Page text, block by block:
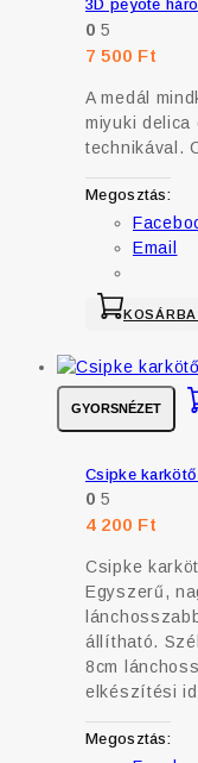
3D peyote
0 5
7 500 Ft
A medál
miyuki
technikával.
Megosztás:
Email
GYORSNÉZET
Csipke karkötő
0 5
4 200 Ft
Csipke
Egyszerű,
állítható.
8cm
elkészítési
Megosztás: